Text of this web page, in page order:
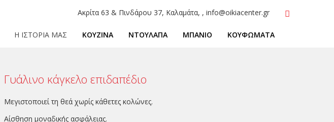
Ακρίτα 63 & Πινδάρου 37, Καλαμάτα, , info@oikiacenter.gr
Η ΙΣΤΟΡΙΑ ΜΑΣ ΚΟΥΖΙΝΑ ΝΤΟΥΛΑΠΑ ΜΠΑΝΙΟ ΚΟΥΦΩΜΑΤΑ
Γυάλινο κάγκελο επιδαπέδιο
Μεγιστοποιεί τη θεά χωρίς κάθετες κολώνες.
Αίσθηση μοναδικής ασφάλειας.